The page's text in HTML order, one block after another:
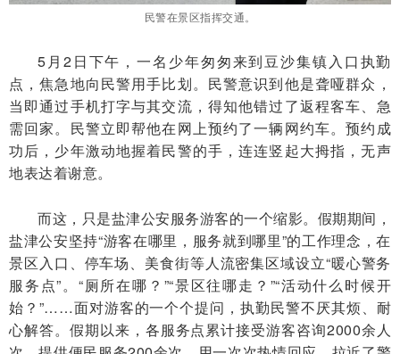
民警在景区指挥交通。
5月2日下午，一名少年匆匆来到豆沙集镇入口执勤
点，焦急地向民警用手比划。民警意识到他是聋哑群众，
当即通过手机打字与其交流，得知他错过了返程客车、急
需回家。民警立即帮他在网上预约了一辆网约车。预约成
功后，少年激动地握着民警的手，连连竖起大拇指，无声
地表达着谢意。
而这，只是盐津公安服务游客的一个缩影。假期期间，
盐津公安坚持“游客在哪里，服务就到哪里”的工作理念，在
景区入口、停车场、美食街等人流密集区域设立“暖心警务
服务点”。“厕所在哪？”“景区往哪走？”“活动什么时候开
始？”……面对游客的一个个提问，执勤民警不厌其烦、耐
心解答。假期以来，各服务点累计接受游客咨询2000余人